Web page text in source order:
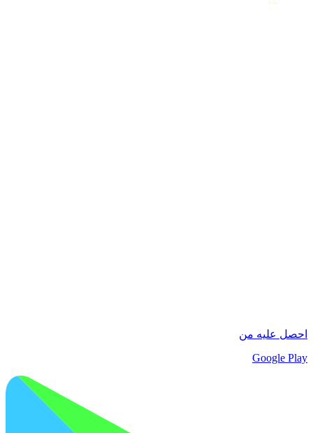
احصل عليه من
Google Play